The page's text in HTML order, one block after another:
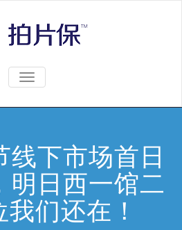
TOGGLE
线下市场首日
明日西一馆二
们还在！